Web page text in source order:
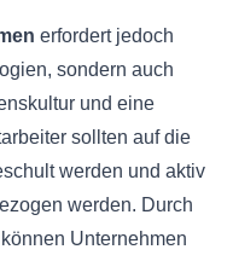
erfordert jedoch
sondern auch
und eine
sollten auf die
werden und aktiv
werden. Durch
Unternehmen